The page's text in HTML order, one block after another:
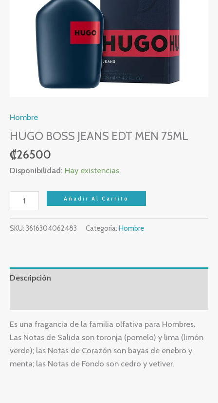
Hombre
HUGO BOSS JEANS EDT MEN 75ML
₡26500
Disponibilidad: Hay existencias
Añadir Al Carrito
SKU: 3616304062483 Categoría: Hombre
Descripción
Es una fragancia de la familia olfativa para Hombres.
Las Notas de Salida son toronja (pomelo) y lima (limón
verde); las Notas de Corazón son bayas de enebro y
menta; las Notas de Fondo son cedro y vetiver.